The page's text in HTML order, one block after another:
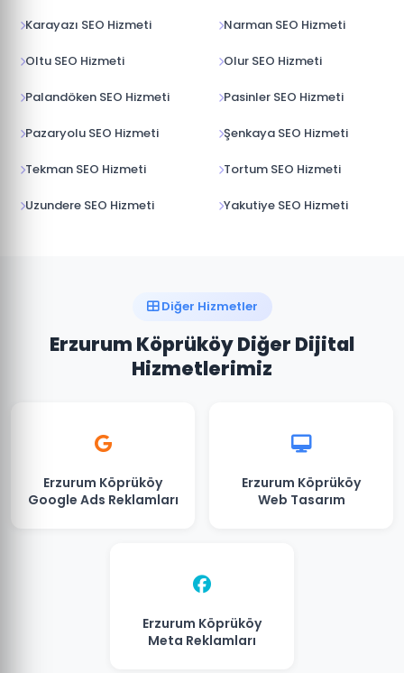
Karayazı SEO Hizmeti Narman SEO Hizmeti
Oltu SEO Hizmeti Olur SEO Hizmeti
Palandöken SEO Hizmeti Pasinler SEO Hizmeti
Pazaryolu SEO Hizmeti Şenkaya SEO Hizmeti
Tekman SEO Hizmeti Tortum SEO Hizmeti
Uzundere SEO Hizmeti Yakutiye SEO Hizmeti
Diğer Hizmetler
Erzurum Köprüköy Diğer Dijital
Hizmetlerimiz
Erzurum Köprüköy
Google Ads Reklamları
Erzurum Köprüköy
Web Tasarım
Erzurum Köprüköy
Meta Reklamları